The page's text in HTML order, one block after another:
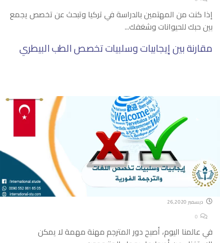
مقارنة بين إيجابيات وسلبيات تخصص الطب البيطري
إذا كنت من المهتمين بالدراسة في تركيا وتبحث عن تخصص يجمع
بين حبك للحيوانات وشغفك...
ديسمبر 26,2020
في عالمنا اليوم، أصبح دور المترجم مهنة مهمة لا يمكن
0